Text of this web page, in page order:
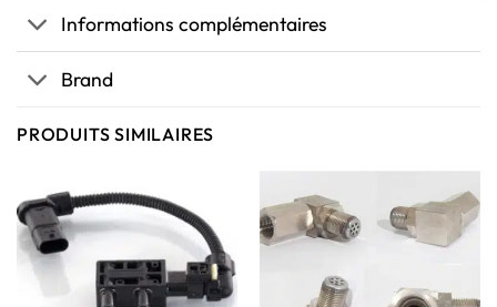
Informations complémentaires
Brand
PRODUITS SIMILAIRES